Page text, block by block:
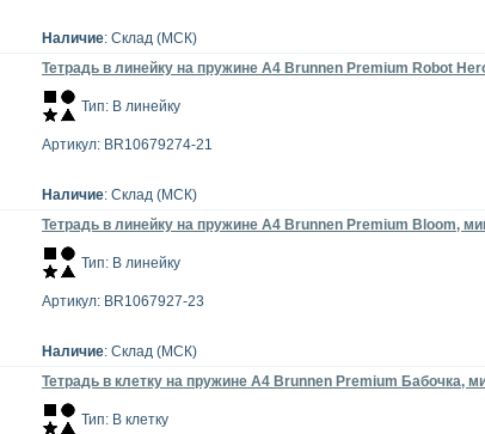
Наличие: Склад (МСК)
Тетрадь в линейку на пружине А4 Brunnen Premium Robot
Тип: В линейку
Артикул: BR10679274-21
Наличие: Склад (МСК)
Тетрадь в линейку на пружине А4 Brunnen Premium Bloom,
Тип: В линейку
Артикул: BR1067927-23
Наличие: Склад (МСК)
Тетрадь в клетку на пружине А4 Brunnen Premium Бабочка,
Тип: В клетку